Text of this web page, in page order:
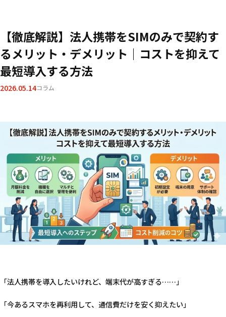
【徹底解説】法人携帯をSIMのみで契約す
るメリット・デメリット｜コストを抑えて
最短導入する方法
2026.05.14コラム
「法人携帯を導入したいけれど、端末代が高すぎる……」
「今あるスマホを再利用して、通信費だけを安く抑えたい」